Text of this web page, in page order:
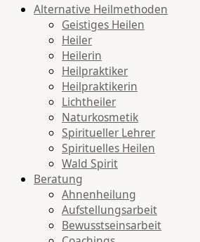
Alternative Heilmethoden
Geistiges Heilen
Heiler
Heilerin
Heilpraktiker
Heilpraktikerin
Lichtheiler
Naturkosmetik
Spiritueller Lehrer
Spirituelles Heilen
Wald Spirit
Beratung
Ahnenheilung
Aufstellungsarbeit
Bewusstseinsarbeit